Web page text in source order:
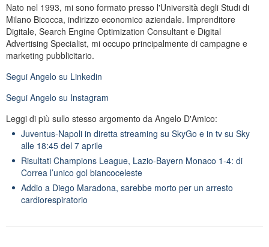
Nato nel 1993, mi sono formato presso l'Università degli Studi di
Milano Bicocca, indirizzo economico aziendale. Imprenditore
Digitale, Search Engine Optimization Consultant e Digital
Advertising Specialist, mi occupo principalmente di campagne e
marketing pubblicitario.
Segui Angelo su Linkedin
Segui Angelo su Instagram
Leggi di più sullo stesso argomento da Angelo D'Amico:
Juventus-Napoli in diretta streaming su SkyGo e in tv su Sky
alle 18:45 del 7 aprile
Risultati Champions League, Lazio-Bayern Monaco 1-4: di
Correa l’unico gol biancoceleste
Addio a Diego Maradona, sarebbe morto per un arresto
cardiorespiratorio